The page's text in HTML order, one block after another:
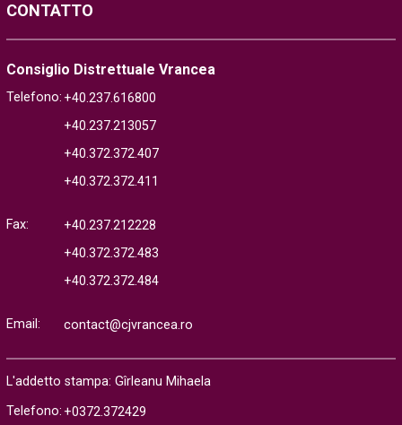
CONTATTO
Consiglio Distrettuale Vrancea
Telefono: +40.237.616800
+40.237.213057
+40.372.372.407
+40.372.372.411
Fax:
+40.237.212228
+40.372.372.483
+40.372.372.484
Email: contact@cjvrancea.ro
L'addetto stampa: Gîrleanu Mihaela
Telefono: +0372.372429